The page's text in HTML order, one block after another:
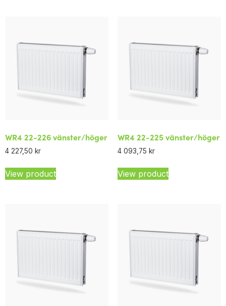
WR4 22-226 vänster/höger
4 227,50 kr
View product
WR4 22-225 vänster/höger
4 093,75 kr
View product